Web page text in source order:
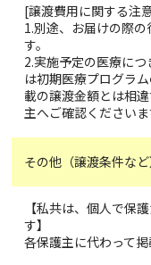
[譲渡費用に関する注
1.別途、お届けの際
す。
2.実施予定の医療に
は初期医療プログラ
載の譲渡金額とは相
主へご確認ください
その他（譲渡条件など
【私共は、個人で保
す】
各保護主に代わって掲